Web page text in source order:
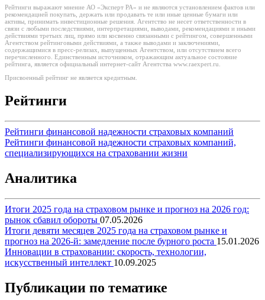
Рейтинги выражают мнение АО «Эксперт РА» и не являются установлением фактов или
рекомендацией покупать, держать или продавать те или иные ценные бумаги или
активы, принимать инвестиционные решения. Агентство не несет ответственности в
связи с любыми последствиями, интерпретациями, выводами, рекомендациями и иными
действиями третьих лиц, прямо или косвенно связанными с рейтингом, совершенными
Агентством рейтинговыми действиями, а также выводами и заключениями,
содержащимися в пресс-релизах, выпущенных Агентством, или отсутствием всего
перечисленного. Единственным источником, отражающим актуальное состояние
рейтинга, является официальный интернет-сайт Агентства www.raexpert.ru.
Присвоенный рейтинг не является кредитным.
Рейтинги
Рейтинги финансовой надежности страховых компаний
Рейтинги финансовой надежности страховых компаний,
специализирующихся на страховании жизни
Аналитика
Итоги 2025 года на страховом рынке и прогноз на 2026 год:
рынок сбавил обороты 07.05.2026
Итоги девяти месяцев 2025 года на страховом рынке и
прогноз на 2026-й: замедление после бурного роста 15.01.2026
Инновации в страховании: скорость, технологии,
искусственный интеллект 10.09.2025
Публикации по тематике